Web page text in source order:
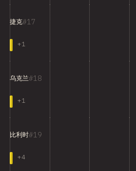
17
捷克
+1
18
乌克兰
+1
19
比利时
+4